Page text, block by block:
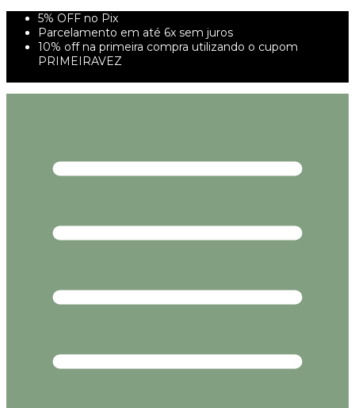
5% OFF no Pix
Parcelamento em até 6x sem juros
10% off na primeira compra utilizando o cupom
PRIMEIRAVEZ